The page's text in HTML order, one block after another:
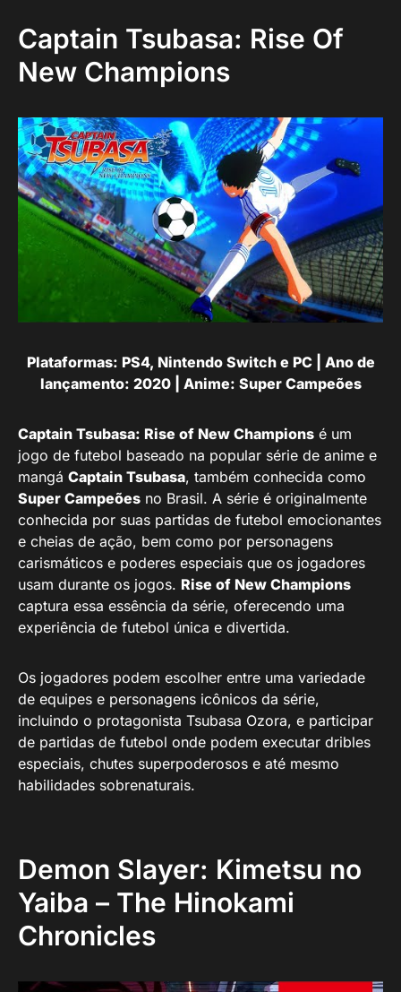
Captain Tsubasa: Rise Of
New Champions
Plataformas: PS4, Nintendo Switch e PC | Ano de
lançamento: 2020 | Anime: Super Campeões
Captain Tsubasa: Rise of New Champions é um
jogo de futebol baseado na popular série de anime e
mangá Captain Tsubasa, também conhecida como
Super Campeões no Brasil. A série é originalmente
conhecida por suas partidas de futebol emocionantes
e cheias de ação, bem como por personagens
carismáticos e poderes especiais que os jogadores
usam durante os jogos. Rise of New Champions
captura essa essência da série, oferecendo uma
experiência de futebol única e divertida.
Os jogadores podem escolher entre uma variedade
de equipes e personagens icônicos da série,
incluindo o protagonista Tsubasa Ozora, e participar
de partidas de futebol onde podem executar dribles
especiais, chutes superpoderosos e até mesmo
habilidades sobrenaturais.
Demon Slayer: Kimetsu no
Yaiba – The Hinokami
Chronicles